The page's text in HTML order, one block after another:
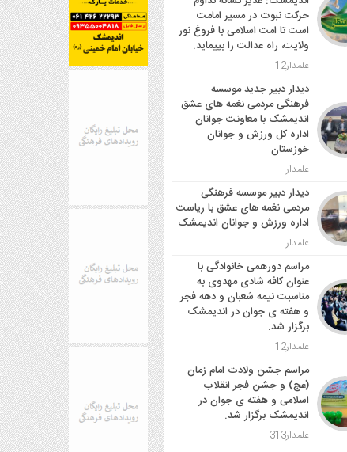
حرکت نبوت در مسیر امامت
است تا امت اسلامی با فروغ نور
ولایت، راه عدالت را بپیماید.
علمدار12
دیدار دبیر جدید موسسه
فرهنگی مردمی نغمه های عشق
اندیمشک با معاونت جوانان
اداره کل ورزش و جوانان
خوزستان
علمدار
دیدار دبیر موسسه فرهنگی
مردمی نغمه های عشق با ریاست
اداره ورزش و جوانان اندیمشک
علمدار
مراسم دورهمی خانوادگی با
عنوان کافه شادی مهدوی به
مناسبت نیمه شعبان و دهه فجر
و هفته ی جوان در اندیمشک
برگزار شد.
علمدار12
مراسم جشن ولادت امام زمان
(عج) و جشن فجر انقلاب
اسلامی و هفته ی جوان در
اندیمشک برگزار شد.
علمدار313